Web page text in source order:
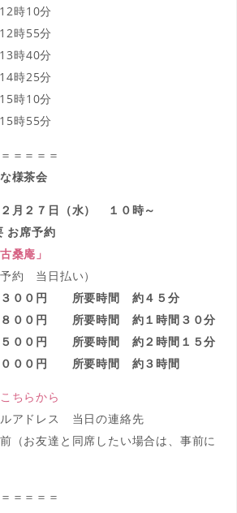
時10分
時55分
時40分
時25分
時10分
時55分
＝＝＝＝
茶会
月２７日（水） １０時～
お席予約
桑庵」
予約 当日払い）
００円
所要時間 約４５分
８００円 所要時間 約１時間３０分
５００円 所要時間 約２時間１５分
００円
所要時間 約３時間
こちらから
アドレス 当日の連絡先
（お友達と同席したい場合は、事前に
＝＝＝＝